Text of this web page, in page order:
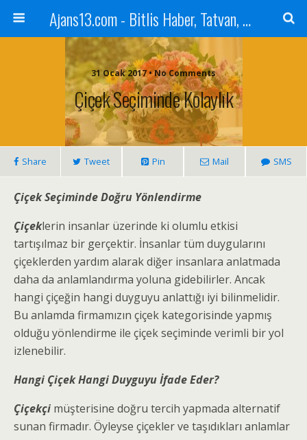
Ajans13.com - Bitlis Haber, Tatvan, Ahlat, Adilcevaz, Mutki, Hizan, Güroymak, Gazete, Ajans, 13, Haber
31 Ocak 2017 • No Comments
Çiçek Seçiminde Kolaylık
Share Tweet Pin Mail SMS
Çiçek Seçiminde Doğru Yönlendirme
Çiçeklerin insanlar üzerinde ki olumlu etkisi
tartışılmaz bir gerçektir. İnsanlar tüm duygularını
çiçeklerden yardım alarak diğer insanlara anlatmada
daha da anlamlandırma yoluna gidebilirler. Ancak
hangi çiçeğin hangi duyguyu anlattığı iyi bilinmelidir.
Bu anlamda firmamızın çiçek kategorisinde yapmış
olduğu yönlendirme ile çiçek seçiminde verimli bir yol
izlenebilir.
Hangi Çiçek Hangi Duyguyu İfade Eder?
Çiçekçi müşterisine doğru tercih yapmada alternatif
sunan firmadır. Öyleyse çiçekler ve taşıdıkları anlamlar